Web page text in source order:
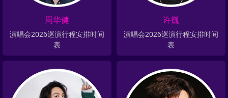
周华健
演唱会2026巡演行程安排时间
表
许巍
演唱会2026巡演行程安排时间
表